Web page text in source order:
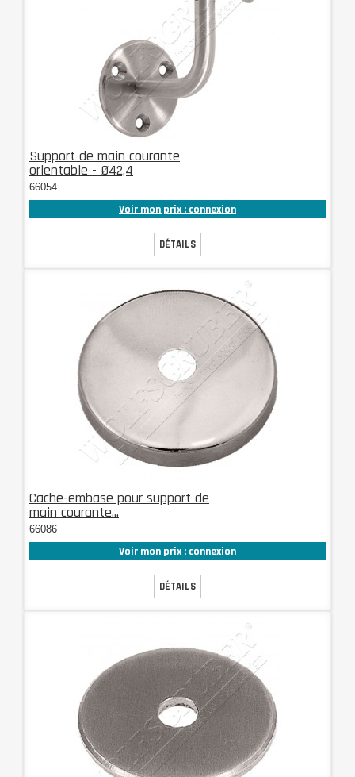
Support de main courante
orientable - Ø42,4
66054
Voir mon prix : connexion
DÉTAILS
Cache-embase pour support de
main courante...
66086
Voir mon prix : connexion
DÉTAILS